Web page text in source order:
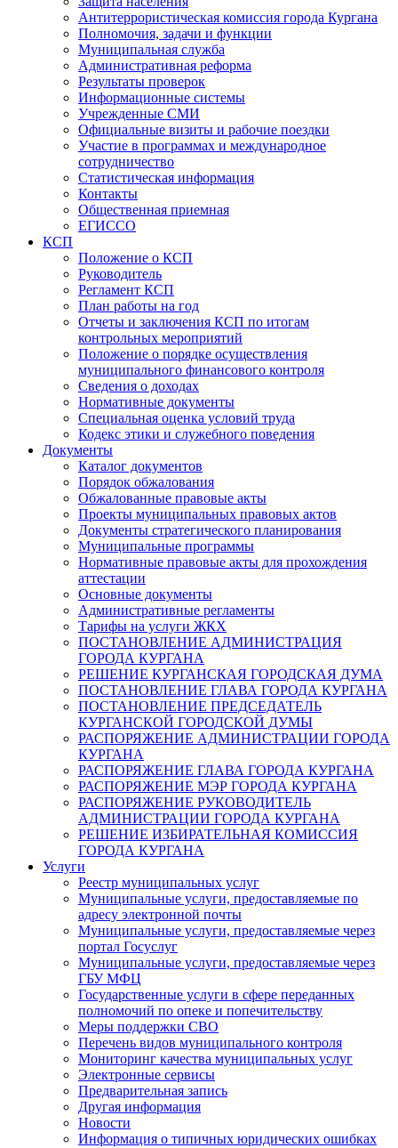
Антитеррористическая комиссия города Кургана
Полномочия, задачи и функции
Муниципальная служба
Административная реформа
Результаты проверок
Информационные системы
Учрежденные СМИ
Официальные визиты и рабочие поездки
Участие в программах и международное
сотрудничество
Статистическая информация
Контакты
Общественная приемная
ЕГИССО
КСП
Положение о КСП
Руководитель
Регламент КСП
План работы на год
Отчеты и заключения КСП по итогам
контрольных мероприятий
Положение о порядке осуществления
муниципального финансового контроля
Сведения о доходах
Нормативные документы
Специальная оценка условий труда
Кодекс этики и служебного поведения
Документы
Каталог документов
Порядок обжалования
Обжалованные правовые акты
Проекты муниципальных правовых актов
Документы стратегического планирования
Муниципальные программы
Нормативные правовые акты для прохождения
аттестации
Основные документы
Административные регламенты
Тарифы на услуги ЖКХ
ПОСТАНОВЛЕНИЕ АДМИНИСТРАЦИЯ
ГОРОДА КУРГАНА
РЕШЕНИЕ КУРГАНСКАЯ ГОРОДСКАЯ ДУМА
ПОСТАНОВЛЕНИЕ ГЛАВА ГОРОДА КУРГАНА
ПОСТАНОВЛЕНИЕ ПРЕДСЕДАТЕЛЬ
КУРГАНСКОЙ ГОРОДСКОЙ ДУМЫ
РАСПОРЯЖЕНИЕ АДМИНИСТРАЦИИ ГОРОДА
КУРГАНА
РАСПОРЯЖЕНИЕ ГЛАВА ГОРОДА КУРГАНА
РАСПОРЯЖЕНИЕ МЭР ГОРОДА КУРГАНА
РАСПОРЯЖЕНИЕ РУКОВОДИТЕЛЬ
АДМИНИСТРАЦИИ ГОРОДА КУРГАНА
РЕШЕНИЕ ИЗБИРАТЕЛЬНАЯ КОМИССИЯ
ГОРОДА КУРГАНА
Услуги
Реестр муниципальных услуг
Муниципальные услуги, предоставляемые по
адресу электронной почты
Муниципальные услуги, предоставляемые через
портал Госуслуг
Муниципальные услуги, предоставляемые через
ГБУ МФЦ
Государственные услуги в сфере переданных
полномочий по опеке и попечительству
Меры поддержки СВО
Перечень видов муниципального контроля
Мониторинг качества муниципальных услуг
Электронные сервисы
Предварительная запись
Другая информация
Новости
Информация о типичных юридических ошибках